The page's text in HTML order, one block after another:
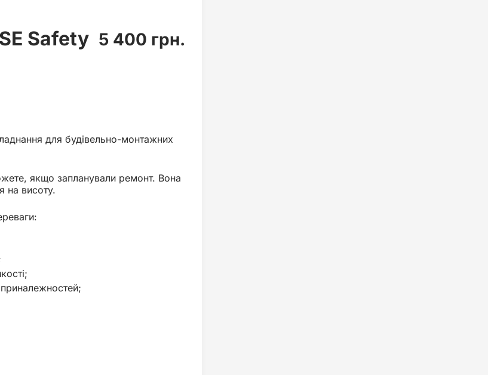
Safety 5 400 грн.
для будівельно-монтажних
якщо запланували ремонт. Вона
на висоту.